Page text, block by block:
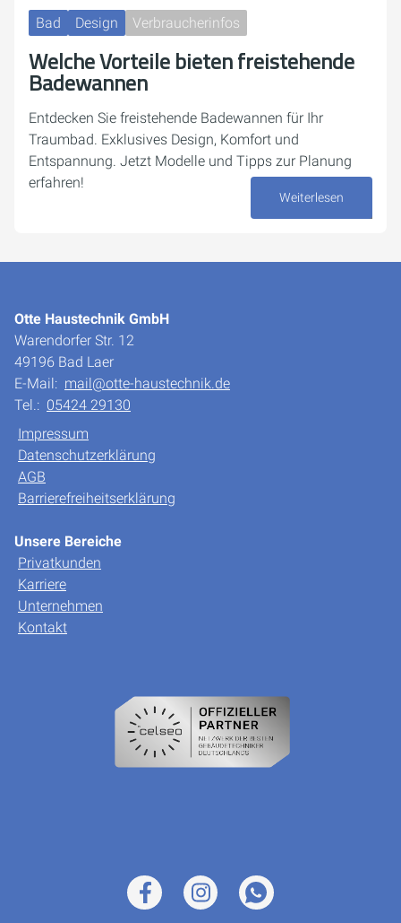
Bad Design Verbraucherinfos
Welche Vorteile bieten freistehende
Badewannen
Entdecken Sie freistehende Badewannen für Ihr
Traumbad. Exklusives Design, Komfort und
Entspannung. Jetzt Modelle und Tipps zur Planung
erfahren!
Weiterlesen
Otte Haustechnik GmbH
Warendorfer Str. 12
49196 Bad Laer
E-Mail: mail@otte-haustechnik.de
Tel.: 05424 29130
Impressum
Datenschutzerklärung
AGB
Barrierefreiheitserklärung
Unsere Bereiche
Privatkunden
Karriere
Unternehmen
Kontakt